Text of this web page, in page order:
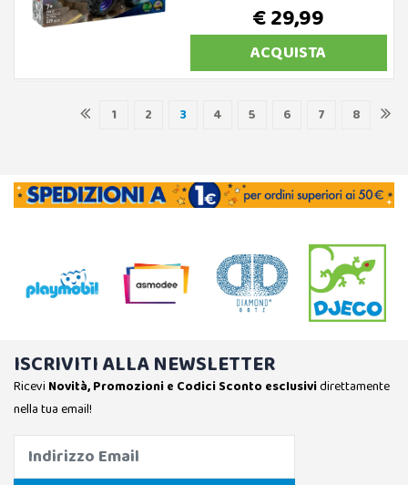
€ 29,99
ACQUISTA
1 2 3 4 5 6 7 8
ISCRIVITI ALLA NEWSLETTER
Ricevi Novità, Promozioni e Codici Sconto esclusividirettamente
nella tua email!